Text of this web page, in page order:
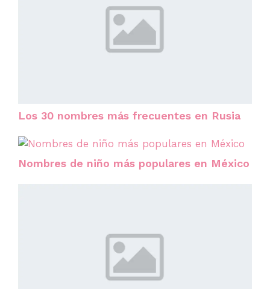
Los 30 nombres más frecuentes en Rusia
Nombres de niño más populares en México